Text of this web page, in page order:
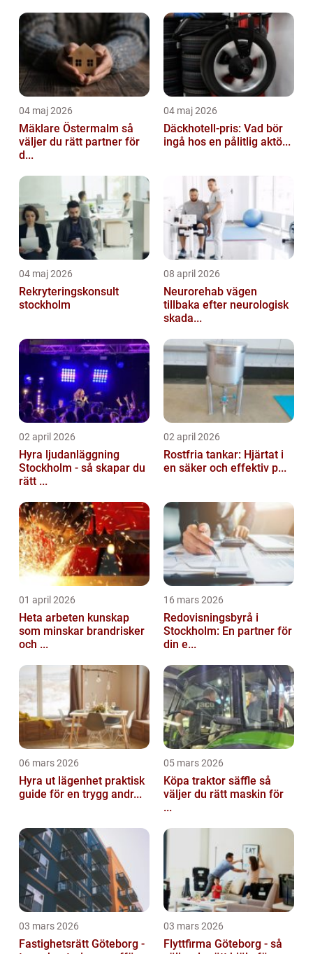
04 maj 2026
Mäklare Östermalm så
väljer du rätt partner för
d...
04 maj 2026
Däckhotell-pris: Vad bör
ingå hos en pålitlig aktö...
04 maj 2026
Rekryteringskonsult
stockholm
08 april 2026
Neurorehab vägen
tillbaka efter neurologisk
skada...
02 april 2026
Hyra ljudanläggning
Stockholm - så skapar du
rätt ...
02 april 2026
Rostfria tankar: Hjärtat i
en säker och effektiv p...
01 april 2026
Heta arbeten kunskap
som minskar brandrisker
och ...
16 mars 2026
Redovisningsbyrå i
Stockholm: En partner för
din e...
06 mars 2026
Hyra ut lägenhet praktisk
guide för en trygg andr...
05 mars 2026
Köpa traktor säffle så
väljer du rätt maskin för
...
03 mars 2026
Fastighetsrätt Göteborg -
03 mars 2026
Flyttfirma Göteborg - så